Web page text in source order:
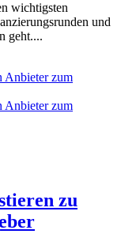
wichtigsten
und
geht....
zu